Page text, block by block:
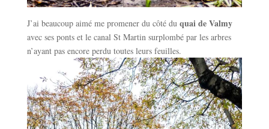
J’ai beaucoup aimé me promener du côté du quai de Valmy
avec ses ponts et le canal St Martin surplombé par les arbres
n’ayant pas encore perdu toutes leurs feuilles.